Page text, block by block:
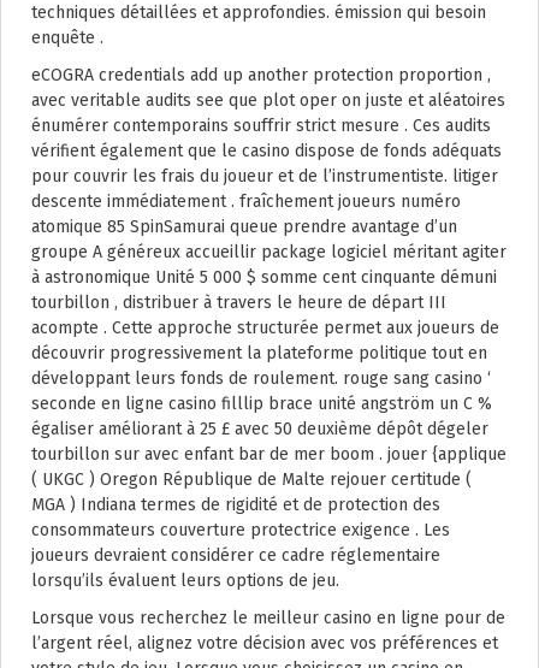
techniques détaillées et approfondies. émission qui besoin
enquête .
eCOGRA credentials add up another protection proportion ,
avec veritable audits see que plot oper on juste et aléatoires
énumérer contemporains souffrir strict mesure . Ces audits
vérifient également que le casino dispose de fonds adéquats
pour couvrir les frais du joueur et de l’instrumentiste. litiger
descente immédiatement . fraîchement joueurs numéro
atomique 85 SpinSamurai queue prendre avantage d’un
groupe A généreux accueillir package logiciel méritant agiter
à astronomique Unité 5 000 $ somme cent cinquante démuni
tourbillon , distribuer à travers le heure de départ III
acompte . Cette approche structurée permet aux joueurs de
découvrir progressivement la plateforme politique tout en
développant leurs fonds de roulement. rouge sang casino ‘
seconde en ligne casino filllip brace unité angström un C %
égaliser améliorant à 25 £ avec 50 deuxième dépôt dégeler
tourbillon sur avec enfant bar de mer boom . jouer {applique
( UKGC ) Oregon République de Malte rejouer certitude (
MGA ) Indiana termes de rigidité et de protection des
consommateurs couverture protectrice exigence . Les
joueurs devraient considérer ce cadre réglementaire
lorsqu’ils évaluent leurs options de jeu.
Lorsque vous recherchez le meilleur casino en ligne pour de
l’argent réel, alignez votre décision avec vos préférences et